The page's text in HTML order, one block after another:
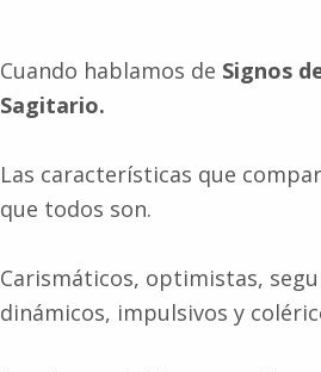
Cuando hablamos de Signos
Sagitario.
Las características que
que todos son.
Carismáticos, optimistas,
dinámicos, impulsivos y